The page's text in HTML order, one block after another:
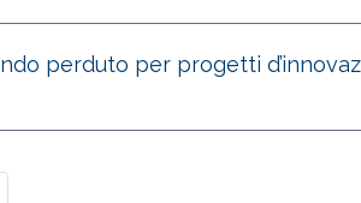
perduto per progetti